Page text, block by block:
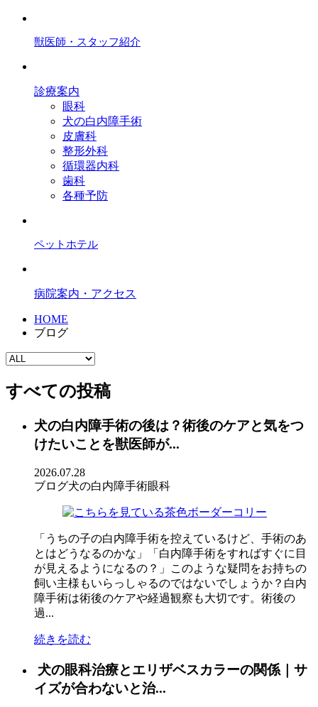
獣医師・スタッフ紹介
診療案内
眼科
犬の白内障手術
皮膚科
整形外科
循環器内科
歯科
各種予防
ペットホテル
病院案内・アクセス
HOME
ブログ
すべての投稿
犬の白内障手術の後は？術後のケアと気をつ
けたいことを獣医師が...
2026.07.28
ブログ犬の白内障手術眼科
「うちの子の白内障手術を控えているけど、手術のあ
とはどうなるのかな」「白内障手術をすればすぐに目
が見えるようになるの？」このような疑問をお持ちの
飼い主様もいらっしゃるのではないでしょうか？白内
障手術は術後のケアや経過観察も大切です。術後の
過...
続きを読む
犬の眼科治療とエリザベスカラーの関係｜サ
イズが合わないと治...